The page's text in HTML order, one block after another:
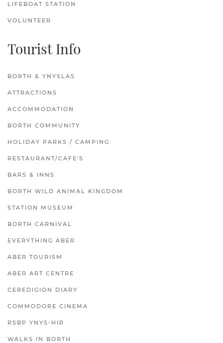
LIFEBOAT STATION
VOLUNTEER
Tourist Info
BORTH & YNYSLAS
ATTRACTIONS
ACCOMMODATION
BORTH COMMUNITY
HOLIDAY PARKS / CAMPING
RESTAURANT/CAFE'S
BARS & INNS
BORTH WILD ANIMAL KINGDOM
STATION MUSEUM
BORTH CARNIVAL
EVERYTHING ABER
ABER TOURISM
ABER ART CENTRE
CEREDIGION DIARY
COMMODORE CINEMA
RSBP YNYS-HIR
WALKS IN BORTH